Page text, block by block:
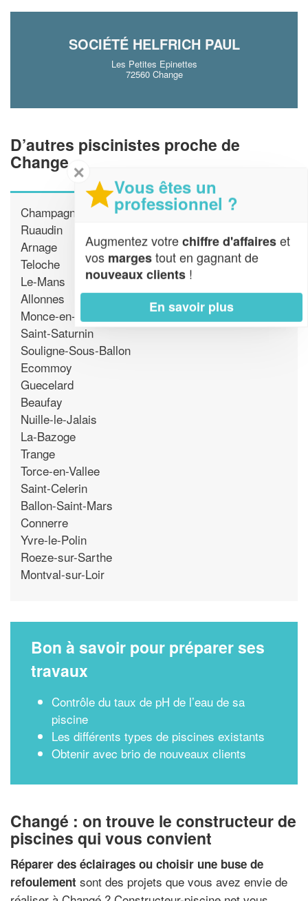
SOCIÉTÉ HELFRICH PAUL
Les Petites Epinettes
72560 Change
D’autres piscinistes proche de
Change
Champagne
Ruaudin
Arnage
Teloche
Le-Mans
Allonnes
Monce-en-Belin
Saint-Saturnin
Souligne-Sous-Ballon
Ecommoy
Guecelard
Beaufay
Nuille-le-Jalais
La-Bazoge
Trange
Torce-en-Vallee
Saint-Celerin
Ballon-Saint-Mars
Connerre
Yvre-le-Polin
Roeze-sur-Sarthe
Montval-sur-Loir
Bon à savoir pour préparer ses
travaux
Contrôle du taux de pH de l’eau de sa
piscine
Les différents types de piscines existants
Obtenir avec brio de nouveaux clients
Changé : on trouve le constructeur de
piscines qui vous convient
Réparer des éclairages ou choisir une buse de
refoulement sont des projets que vous avez envie de
✕
Vous êtes un
professionnel ?
Augmentez votrechiffre d'affaireset
vos margestout en gagnant de
nouveaux clients !
En savoir plus